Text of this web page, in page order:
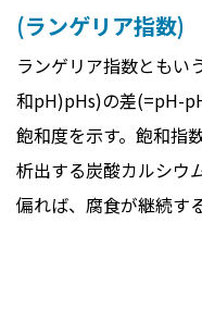
(ランゲリア指数)
ランゲリア指数ともい
和pH)pHs)の差(=pH-
飽和度を示す。飽和指
析出する炭酸カルシウ
偏れば、腐食が継続す